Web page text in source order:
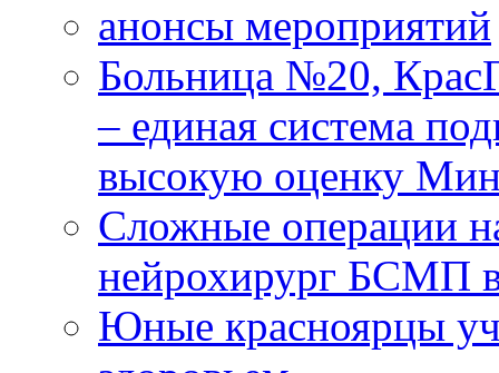
анонсы мероприятий
Больница №20,
– единая система
высокую оценку
Сложные операции
нейрохирург БСМП
Юные красноярцы